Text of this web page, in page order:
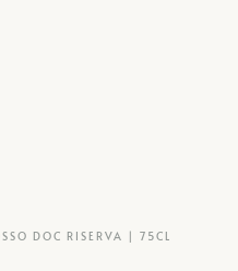
DOC RISERVA | 75CL